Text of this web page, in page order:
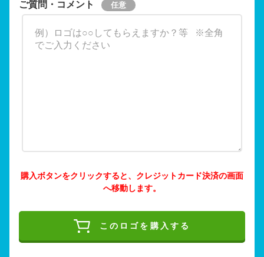
ご質問・コメント
購入ボタンをクリックすると、クレジットカード決済の画面
へ移動します。
このロゴを購入する